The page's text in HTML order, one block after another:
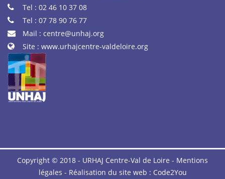
Tel : 02 46 10 37 08
Tel : 07 78 90 76 77
Mail : centre@unhaj.org
Site : www.urhajcentre-valdeloire.org
Copyright © 2018 - URHAJ Centre-Val de Loire - Mentions
légales - Réalisation du site web : Code2You